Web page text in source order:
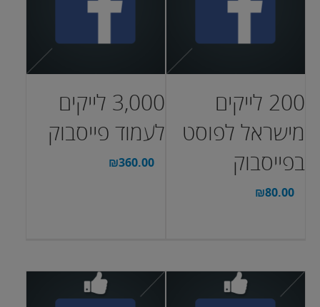
200 לייקים
מישראל לפוסט
בפייסבוק
₪80.00
3,000 לייקים
לעמוד פייסבוק
₪360.00